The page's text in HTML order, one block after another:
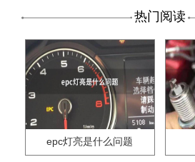
热门阅读
epc灯亮是什么问题